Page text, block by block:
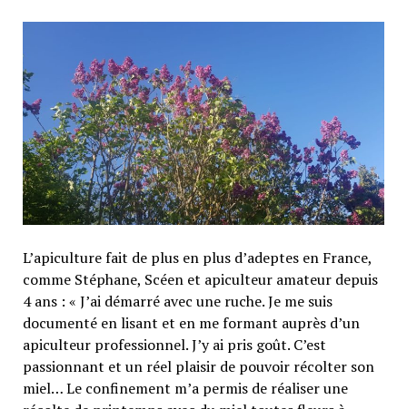
L’apiculture fait de plus en plus d’adeptes en France,
comme Stéphane, Scéen et apiculteur amateur depuis
4 ans : « J’ai démarré avec une ruche. Je me suis
documenté en lisant et en me formant auprès d’un
apiculteur professionnel. J’y ai pris goût. C’est
passionnant et un réel plaisir de pouvoir récolter son
miel… Le confinement m’a permis de réaliser une